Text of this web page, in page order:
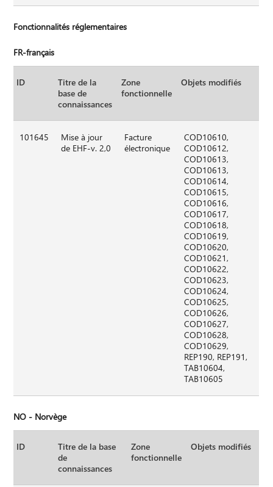
Fonctionnalités réglementaires
FR-français
ID
Titre de la
base de
connaissances
Zone
fonctionnelle
Objets modifiés
101645
Mise à jour
de EHF-v. 2,0
Facture
électronique
COD10610,
COD10612,
COD10613,
COD10613,
COD10614,
COD10615,
COD10616,
COD10617,
COD10618,
COD10619,
COD10620,
COD10621,
COD10622,
COD10623,
COD10624,
COD10625,
COD10626,
COD10627,
COD10628,
COD10629,
REP190, REP191,
TAB10604,
TAB10605
NO - Norvège
ID
Titre de la base
de
connaissances
Zone
fonctionnelle
Objets modifiés